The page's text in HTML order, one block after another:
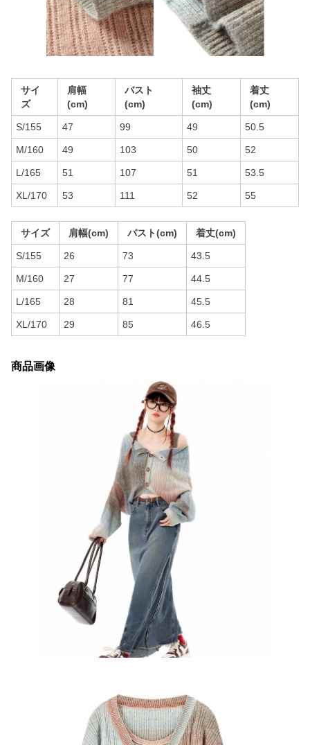
サイ
ズ
肩幅
(cm)
バスト
(cm)
袖丈
(cm)
着丈
(cm)
S/155 47 99 49 50.5
M/160 49 103 50 52
L/165 51 107 51 53.5
XL/170 53 111 52 55
サイズ 肩幅(cm) バスト(cm) 着丈(cm)
S/155 26 73 43.5
M/160 27 77 44.5
L/165 28 81 45.5
XL/170 29 85 46.5
商品画像